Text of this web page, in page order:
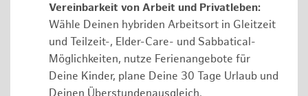
Vereinbarkeit von Arbeit und Privatleben:
Wähle Deinen hybriden Arbeitsort in Gleitzeit
und Teilzeit-, Elder-Care- und Sabbatical-
Möglichkeiten, nutze Ferienangebote für
Deine Kinder, plane Deine 30 Tage Urlaub und
Deinen Überstundenausgleich.